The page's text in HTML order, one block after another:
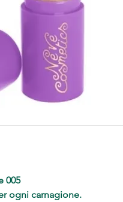
005
ogni carnagione.